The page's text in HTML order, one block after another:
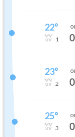
22°
1
23°
2
25°
3